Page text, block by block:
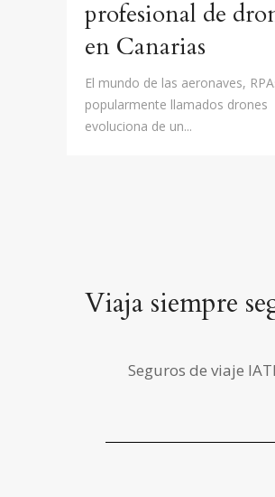
profesional de
en Canarias
El mundo de las aeronaves,
popularmente llamados drones
evoluciona de un...
Viaja siempre
Seguros de viaje IATI